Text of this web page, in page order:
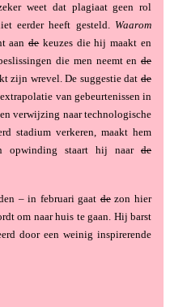
weet dat plagiaat geen rol
eerder heeft gesteld. Waarom
aandekeuzes die hij maakt en
die men neemt ende
zijn wrevel. De suggestie dat de
van gebeurtenissen in
verwijzing naar technologische
stadium verkeren, maakt hem
opwinding staart hij naar de
– in februari gaatdezon hier
om naar huis te gaan. Hij barst
door een weinig inspirerende